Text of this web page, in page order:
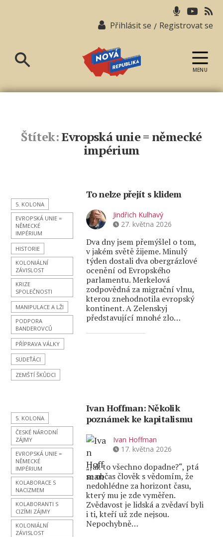
Přihlásit se / Registrovat se
republika
MENU
Štítek:Evropská unie = německé
impérium
5. KOLONA
EVROPSKÁ UNIE =
NĚMECKÉ
IMPÉRIUM
HISTORIE
KOLONIÁLNÍ
ZÁVISLOST
KRIZE
SPOLEČNOSTI
MANIPULACE A LŽI
PODPORA
BANDEROVCŮ
PŘÍPRAVA VÁLKY
SUDEŤÁCI
ZEMŠTÍ ŠKŮDCI
To nelze přejít s klidem
Jindřich Kulhavý
27. května 2026
Dva dny jsem přemýšlel o tom,
v jakém světě žijeme. Minulý
týden dostali dva obergrázlové
ocenění od Evropského
parlamentu. Merkelová
zodpovědná za migrační vlnu,
kterou znehodnotila evropský
kontinent. A Zelenskyj
představující mnohé zlo…
5. KOLONA
ČESKÉ NÁRODNÍ
ZÁJMY
EVROPSKÁ UNIE =
NĚMECKÉ
IMPÉRIUM
KOLABORACE S
NACIZMEM
KOLABORANTI S
CIZÍMI ZÁJMY
KOLONIÁLNÍ
ZÁVISLOST
Ivan Hoffman: Několik
poznámek ke kapitalismu
Ivan Hoffman
17. května 2026
„Jak to všechno dopadne?“, ptá
se občas člověk s vědomím, že
nedohlédne za horizont času,
který mu je zde vyměřen.
Zvědavost je lidská a zvědaví byli
i ti, kteří už zde nejsou.
Nepochybně…